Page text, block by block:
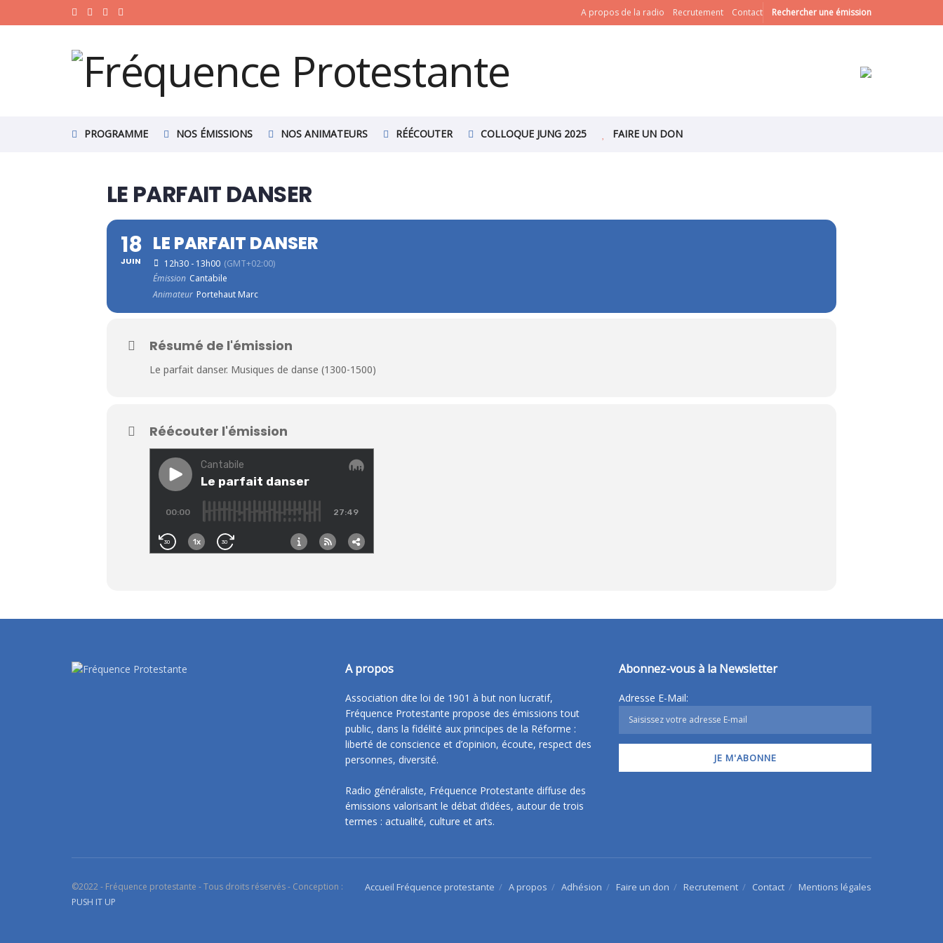
A propos de la radio Recrutement Contact Rechercher une émission
PROGRAMME NOS ÉMISSIONS NOS ANIMATEURS RÉÉCOUTER COLLOQUE JUNG 2025 FAIRE UN DON
LE PARFAIT DANSER
18
JUIN
LE PARFAIT DANSER
12h30 - 13h00 (GMT+02:00)
Émission Cantabile
Animateur Portehaut Marc
Résumé de l'émission
Le parfait danser. Musiques de danse (1300-1500)
Réécouter l'émission
A propos
Association dite loi de 1901 à but non lucratif,
Fréquence Protestante propose des émissions tout
public, dans la fidélité aux principes de la Réforme :
liberté de conscience et d’opinion, écoute, respect des
personnes, diversité.
Radio généraliste, Fréquence Protestante diffuse des
émissions valorisant le débat d’idées, autour de trois
termes : actualité, culture et arts.
Abonnez-vous à la Newsletter
Adresse E-Mail:
Accueil Fréquence protestante A propos Adhésion Faire un don Recrutement Contact Mentions légales
©2022 - Fréquence protestante - Tous droits réservés - Conception :
PUSH IT UP